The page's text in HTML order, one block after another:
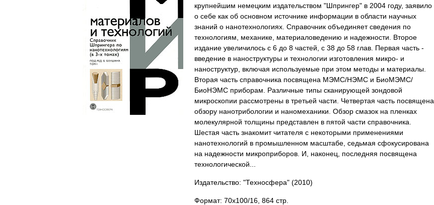
крупнейшим немецким издательством "Шпрингер" в 2004 году, заявило
о себе как об основном источнике информации в области научных
знаний о нанотехнологиях. Справочник объединяет сведения по
технологиям, механике, материаловедению и надежности. Второе
издание увеличилось с 6 до 8 частей, с 38 до 58 глав. Первая часть -
введение в наноструктуры и технологии изготовления микро- и
наноструктур, включая используемые при этом методы и материалы.
Вторая часть справочника посвящена МЭМС/НЭМС и БиоМЭМС/
БиоНЭМС приборам. Различные типы сканирующей зондовой
микроскопии рассмотрены в третьей части. Четвертая часть посвящена
обзору нанотрибологии и наномеханики. Обзор смазок на пленках
молекулярной толщины представлен в пятой части справочника.
Шестая часть знакомит читателя с некоторыми применениями
нанотехнологий в промышленном масштабе, седьмая сфокусирована
на надежности микроприборов. И, наконец, последняя посвящена
технологической...
Издательство: "Техносфера" (2010)
Формат: 70x100/16, 864 стр.